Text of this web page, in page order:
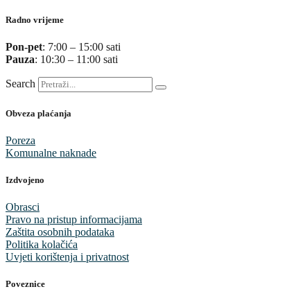
Radno vrijeme
Pon-pet: 7:00 – 15:00 sati
Pauza: 10:30 – 11:00 sati
Search
Obveza plaćanja
Poreza
Komunalne naknade
Izdvojeno
Obrasci
Pravo na pristup informacijama
Zaštita osobnih podataka
Politika kolačića
Uvjeti korištenja i privatnost
Poveznice